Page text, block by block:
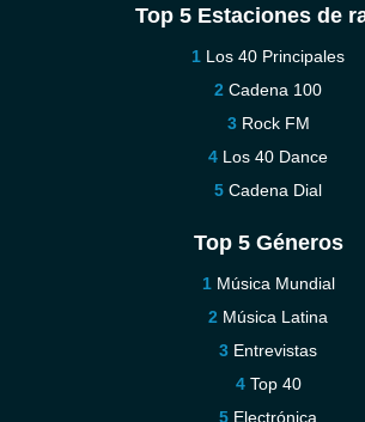
Top 5 Estaciones de
Los 40 Principales
Cadena 100
Rock FM
Los 40 Dance
Cadena Dial
Top 5 Géneros
Música Mundial
Música Latina
Entrevistas
Top 40
Electrónica